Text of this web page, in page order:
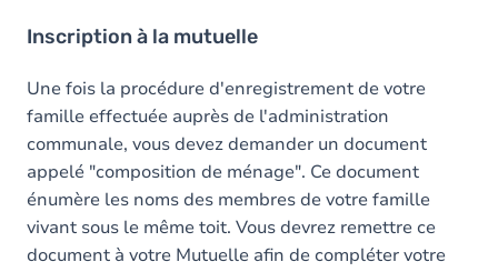
Inscription à la mutuelle
Une fois la procédure d'enregistrement de votre
famille effectuée auprès de l'administration
communale, vous devez demander un document
appelé "composition de ménage". Ce document
énumère les noms des membres de votre famille
vivant sous le même toit. Vous devrez remettre ce
document à votre Mutuelle afin de compléter votre